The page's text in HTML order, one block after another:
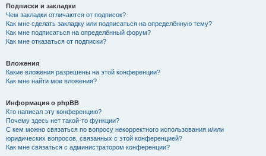
Подписки и закладки
Чем закладки отличаются от подписок?
Как мне сделать закладку или подписаться на определённую тему?
Как мне подписаться на определённый форум?
Как мне отказаться от подписки?
Вложения
Какие вложения разрешены на этой конференции?
Как мне найти мои вложения?
Информация о phpBB
Кто написал эту конференцию?
Почему здесь нет такой-то функции?
С кем можно связаться по вопросу некорректного использования и/или
юридических вопросов, связанных с этой конференцией?
Как мне связаться с администратором конференции?